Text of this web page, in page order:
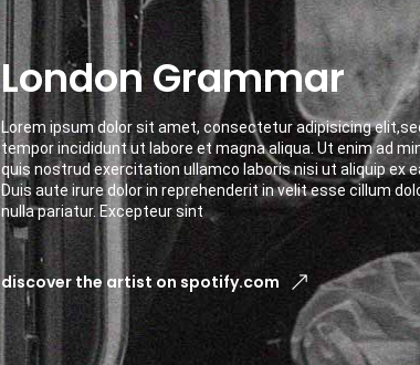
London Grammar
Lorem ipsum dolor sit amet, consectetur adipisicing
tempor incididunt ut labore et magna aliqua. Ut enim ad
quis nostrud exercitation ullamco laboris nisi ut aliquip ex
Duis aute irure dolor in reprehenderit in velit esse cillum
nulla pariatur. Excepteur sint
discover the artist on spotify.com